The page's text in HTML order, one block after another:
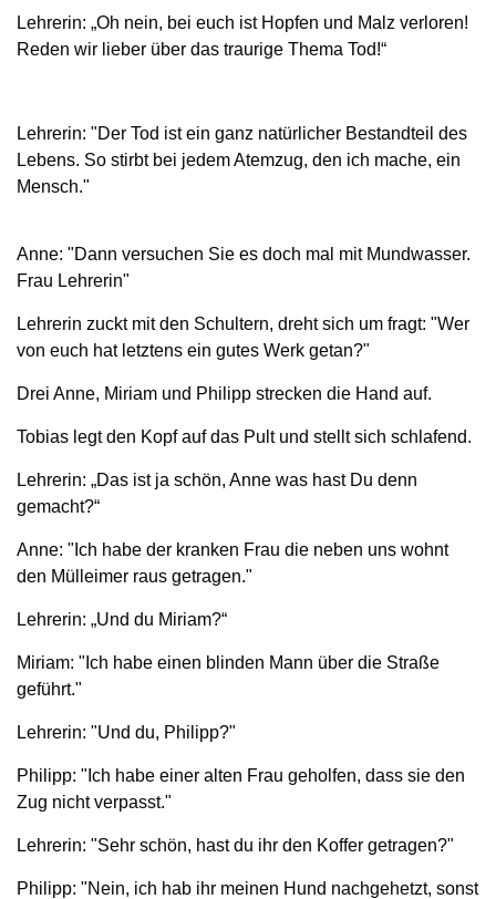
Lehrerin: „Oh nein, bei euch ist Hopfen und Malz verloren!
Reden wir lieber über das traurige Thema Tod!“
Lehrerin: "Der Tod ist ein ganz natürlicher Bestandteil des
Lebens. So stirbt bei jedem Atemzug, den ich mache, ein
Mensch."
Anne: "Dann versuchen Sie es doch mal mit Mundwasser.
Frau Lehrerin"
Lehrerin zuckt mit den Schultern, dreht sich um fragt: "Wer
von euch hat letztens ein gutes Werk getan?"
Drei Anne, Miriam und Philipp strecken die Hand auf.
Tobias legt den Kopf auf das Pult und stellt sich schlafend.
Lehrerin: „Das ist ja schön, Anne was hast Du denn
gemacht?“
Anne: "Ich habe der kranken Frau die neben uns wohnt
den Mülleimer raus getragen."
Lehrerin: „Und du Miriam?“
Miriam: "Ich habe einen blinden Mann über die Straße
geführt."
Lehrerin: "Und du, Philipp?"
Philipp: "Ich habe einer alten Frau geholfen, dass sie den
Zug nicht verpasst."
Lehrerin: "Sehr schön, hast du ihr den Koffer getragen?"
Philipp: "Nein, ich hab ihr meinen Hund nachgehetzt, sonst